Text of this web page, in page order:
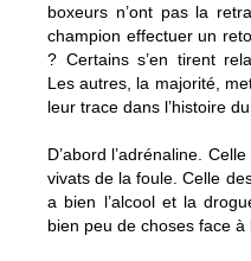
boxeurs n’ont pas la
champion effectuer un
? Certains s’en tirent
Les autres, la majorité,
leur trace dans l’histoire
D’abord l’adrénaline.
vivats de la foule. Celle
a bien l’alcool et la
bien peu de choses face à